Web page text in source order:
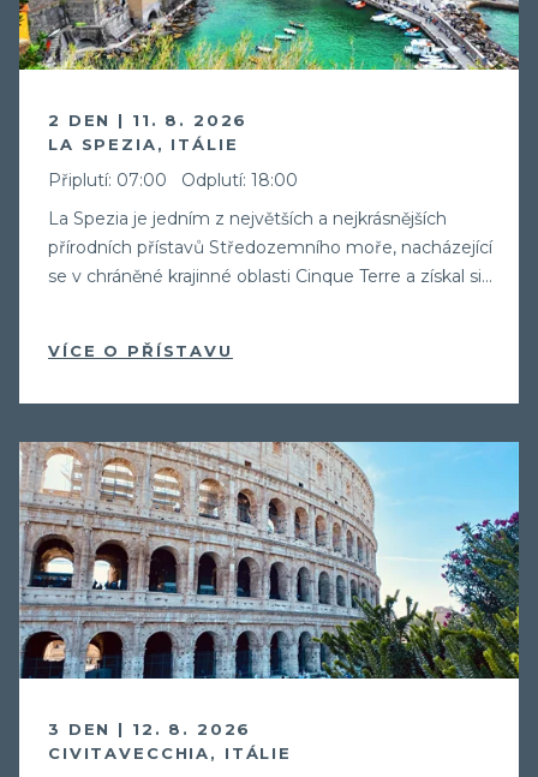
2 DEN | 11. 8. 2026
LA SPEZIA, ITÁLIE
Připlutí: 07:00 Odplutí: 18:00
La Spezia je jedním z největších a nejkrásnějších
přírodních přístavů Středozemního moře, nacházející
se v chráněné krajinné oblasti Cinque Terre a získal si...
VÍCE O PŘÍSTAVU
3 DEN | 12. 8. 2026
CIVITAVECCHIA, ITÁLIE